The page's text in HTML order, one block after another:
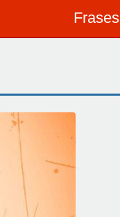
Frases